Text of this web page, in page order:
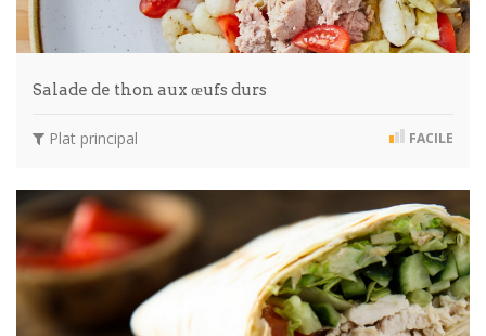
Salade de thon aux œufs durs
Plat principal FACILE